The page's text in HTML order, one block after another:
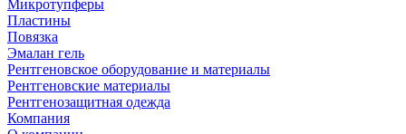
Микротупферы
Пластины
Повязка
Эмалан гель
Рентгеновское оборудование и материалы
Рентгеновские материалы
Рентгенозащитная одежда
Компания